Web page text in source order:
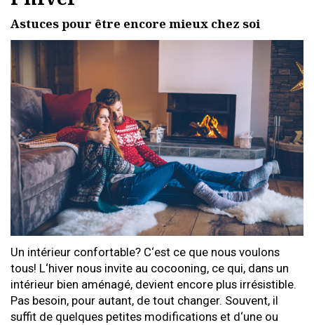
Astuces pour être encore mieux chez soi
Un intérieur confortable? C‘est ce que nous voulons
tous! L‘hiver nous invite au cocooning, ce qui, dans un
intérieur bien aménagé, devient encore plus irrésistible.
Pas besoin, pour autant, de tout changer. Souvent, il
suffit de quelques petites modifications et d‘une ou